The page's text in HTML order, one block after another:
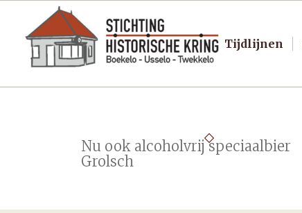
Tijdlijnen
Nu ook alcoholvrij speciaalbier
Grolsch